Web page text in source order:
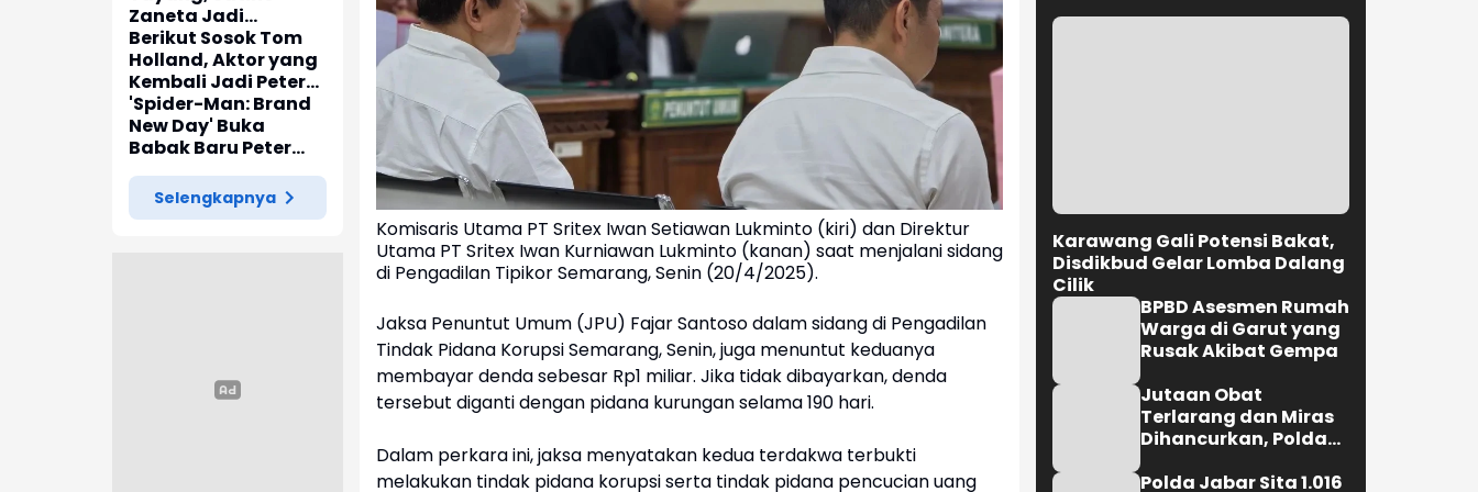
Zaneta Jadi
Pemeran Utama Film
Siti Si Vampir
Berikut Sosok Tom
Holland, Aktor yang
Kembali Jadi Peter
Parker di 'Spider-
Man: Brand New Day'
'Spider-Man: Brand
New Day' Buka
Babak Baru Peter
Parker di Marvel
Cinematic Universe
Selengkapnya
Komisaris Utama PT Sritex Iwan Setiawan Lukminto (kiri) dan Direktur
Utama PT Sritex Iwan Kurniawan Lukminto (kanan) saat menjalani sidang
di Pengadilan Tipikor Semarang, Senin (20/4/2025).
Jaksa Penuntut Umum (JPU) Fajar Santoso dalam sidang di Pengadilan
Tindak Pidana Korupsi Semarang, Senin, juga menuntut keduanya
membayar denda sebesar Rp1 miliar. Jika tidak dibayarkan, denda
tersebut diganti dengan pidana kurungan selama 190 hari.
Dalam perkara ini, jaksa menyatakan kedua terdakwa terbukti
melakukan tindak pidana korupsi serta tindak pidana pencucian uang
Karawang Gali Potensi Bakat,
Disdikbud Gelar Lomba Dalang
Cilik
BPBD Asesmen Rumah
Warga di Garut yang
Rusak Akibat Gempa
Jutaan Obat
Terlarang dan Miras
Dihancurkan, Polda
Tersangka
Polda Jabar Sita 1.016